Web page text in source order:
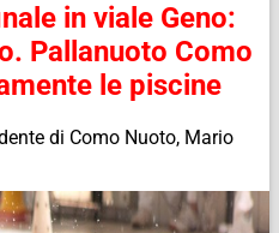
in viale Geno:
Pallanuoto Como
le piscine
di Como Nuoto, Mario